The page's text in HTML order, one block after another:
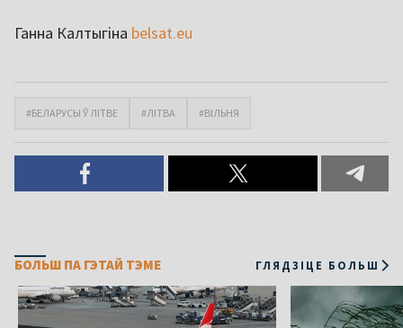
Ганна Калтыгіна belsat.eu
#БЕЛАРУСЫ Ў ЛІТВЕ #ЛІТВА #ВІЛЬНЯ
БОЛЬШ ПА ГЭТАЙ ТЭМЕ ГЛЯДЗІЦЕ БОЛЬШ